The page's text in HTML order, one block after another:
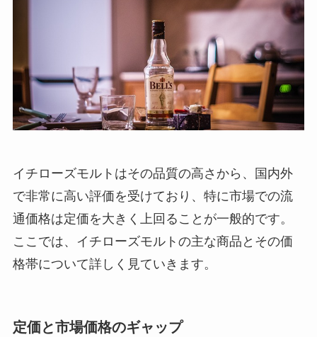
イチローズモルトはその品質の高さから、国内外
で非常に高い評価を受けており、特に市場での流
通価格は定価を大きく上回ることが一般的です。
ここでは、イチローズモルトの主な商品とその価
格帯について詳しく見ていきます。
定価と市場価格のギャップ